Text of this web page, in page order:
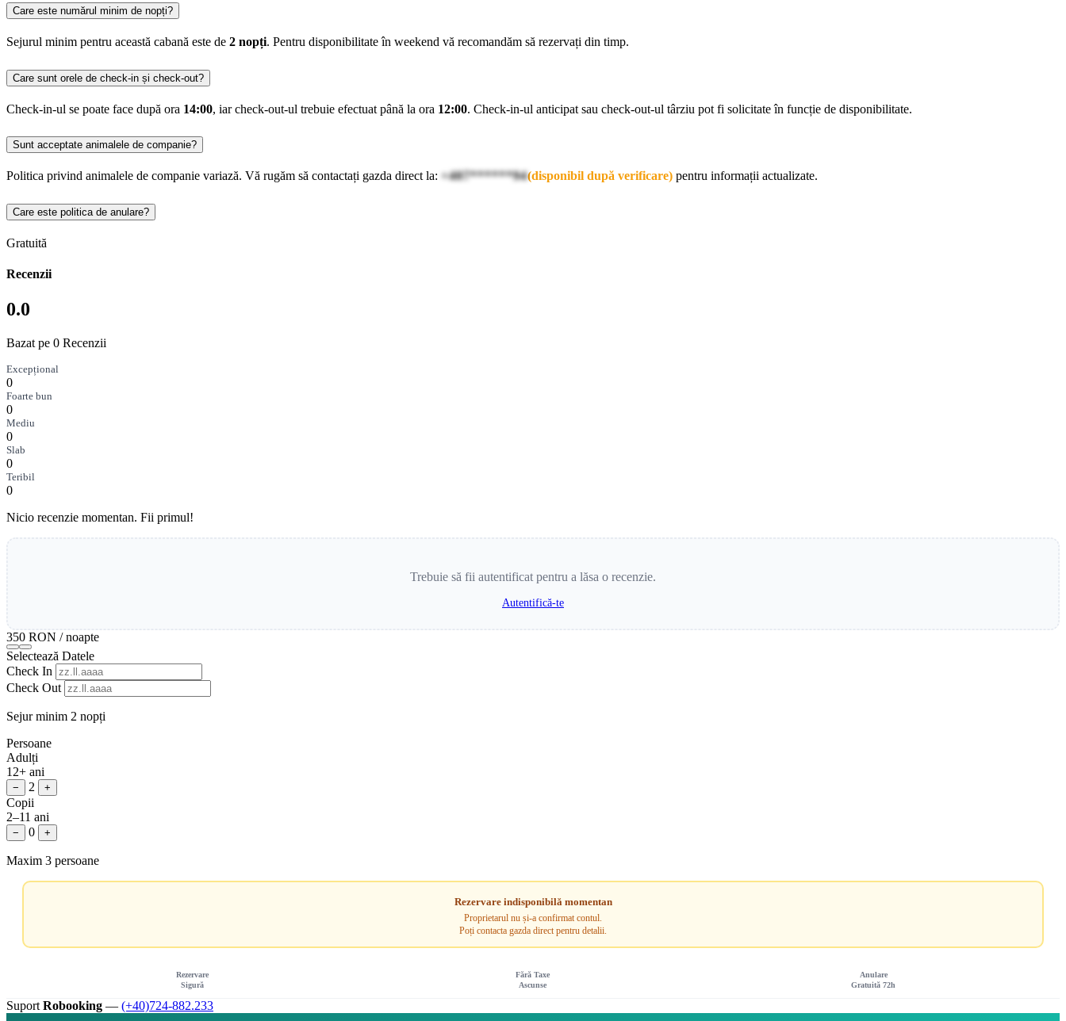
Care este numărul minim de nopți?
Sejurul minim pentru această cabană este de 2 nopți. Pentru disponibilitate în weekend vă recomandăm să rezervați din timp.
Care sunt orele de check-in și check-out?
Check-in-ul se poate face după ora 14:00, iar check-out-ul trebuie efectuat până la ora 12:00. Check-in-ul anticipat sau check-out-ul târziu pot fi solicitate în funcție de disponibilitate.
Sunt acceptate animalele de companie?
Politica privind animalele de companie variază. Vă rugăm să contactați gazda direct la: +407******94(disponibil după verificare) pentru informații actualizate.
Care este politica de anulare?
Gratuită
Recenzii
0.0
Bazat pe 0 Recenzii
Excepțional
0
Foarte bun
0
Mediu
0
Slab
0
Teribil
0
Nicio recenzie momentan. Fii primul!
Trebuie să fii autentificat pentru a lăsa o recenzie.
Autentifică-te
350 RON / noapte
Selectează Datele
Check In
Check Out
Sejur minim 2 nopți
Persoane
Adulți
12+ ani
− 2 +
Copii
2–11 ani
− 0 +
Maxim 3 persoane
Rezervare indisponibilă momentan
Proprietarul nu și-a confirmat contul.
Poți contacta gazda direct pentru detalii.
Rezervare
Sigură
Fără Taxe
Ascunse
Anulare
Gratuită 72h
Suport Robooking — (+40)724-882.233